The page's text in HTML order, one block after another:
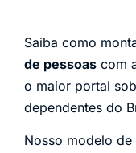
Saiba como
de pessoas com
o maior portal
dependentes do
Nosso modelo